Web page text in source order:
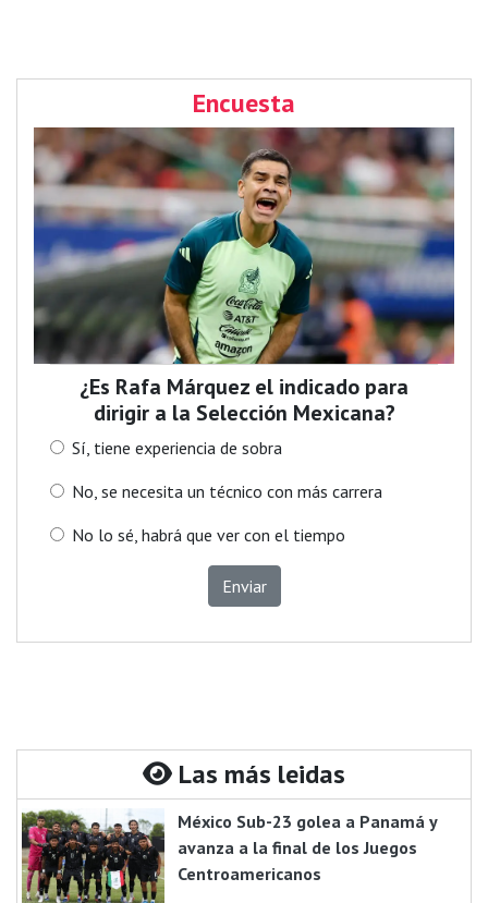
Encuesta
¿Es Rafa Márquez el indicado para
dirigir a la Selección Mexicana?
Sí, tiene experiencia de sobra
No, se necesita un técnico con más carrera
No lo sé, habrá que ver con el tiempo
Enviar
Las más leidas
México Sub-23 golea a Panamá y
avanza a la final de los Juegos
Centroamericanos